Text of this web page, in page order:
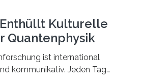
Kulturelle
Quantenphysik
ist international
kommunikativ. Jeden Tag